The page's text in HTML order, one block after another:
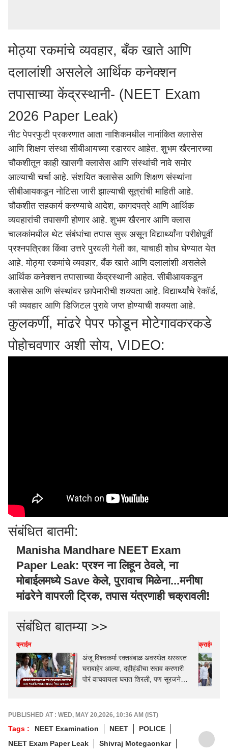
मोठ्या रकमांचे व्यवहार, बँक खाते आणि
दलालांशी असलेले आर्थिक कनेक्शन
तपासाच्या केंद्रस्थानी- (NEET Exam
2026 Paper Leak)
नीट पेपरफुटी प्रकरणात आतानाशिकमधील नामांकित क्लासेस
आणि शिक्षण संस्था सीबीआयच्या रडारवर आहेत. शुभम खैरनारच्या
चौकशीतून काही खासगी क्लासेस आणि संस्थांची नावे समोर
आल्याची चर्चा आहे. संशयित क्लासेस आणि शिक्षण संस्थांना
सीबीआयकडून नोटिसा जारी झाल्याची सूत्रांची माहिती आहे.
चौकशीत सहकार्य करण्याचे आदेश, कागदपत्रे आणि आर्थिक
व्यवहारांची तपासणी होणार आहे. शुभम खैरनार आणि क्लास
चालकांमधील थेट संबंधांचा तपास सुरू असून विद्यार्थ्यांना परीक्षेपूर्वी
प्रश्नपत्रिका किंवा उत्तरे पुरवली गेली का, याचाही शोध घेण्यात येत
आहे. मोठ्या रकमांचे व्यवहार, बँक खाते आणि दलालांशी असलेले
आर्थिक कनेक्शन तपासाच्या केंद्रस्थानी आहेत. सीबीआयकडून
क्लासेस आणि संस्थांवर छापेमारीची शक्यता आहे. विद्यार्थ्यांचे रेकॉर्ड,
फी व्यवहार आणि डिजिटल पुरावे जप्त होण्याची शक्यता आहे.
कुलकर्णी, मांढरे पेपर फोडून मोटेगावकरकडे
पोहोचवणार अशी सोय, VIDEO:
संबंधित बातमी:
Manisha Mandhare NEET Exam
Paper Leak: प्रश्न ना लिहून ठेवले, ना
मोबाईलमध्ये Save केले, पुरावाच मिळेना...मनीषा
मांढरेने वापरली ट्रिक, तपास यंत्रणाही चक्रावली!
संबंधित बातम्या >>
क्राईम
अंजू विश्वकर्मा रक्तबंबाळ अवस्थेत थरथरत
घराबाहेर आल्या, दहीहंडीचा सराव करणारी
पोरं वाचवायला घरात शिरली, पण सूरजने
क्राईम
PUBLISHED AT : WED, MAY 20,2026, 10:36 AM (IST)
Tags : NEET Examination NEET
POLICE
NEET Exam Paper Leak
Shivraj Motegaonkar